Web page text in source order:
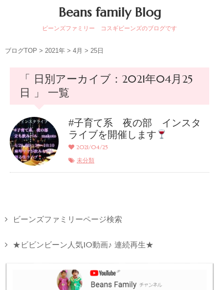
Beans family Blog
ビーンズファミリー コスギビーンズのブログです
ブログTOP > 2021年 > 4月 > 25日
「 日別アーカイブ：2021年04月25
日 」 一覧
#子育て系 夜の部 インスタ
ライブを開催します
2021/04/25
未分類
ビーンズファミリーページ検索
★ビビンビーン人気10動画♪ 連続再生★